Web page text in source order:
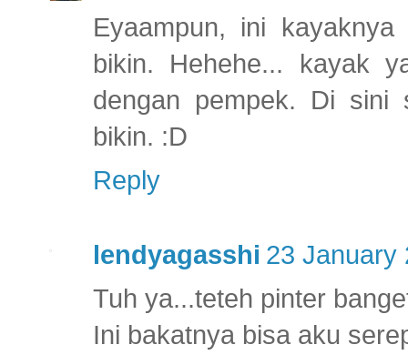
Eyaampun, ini
bikin. Hehehe... kayak
dengan pempek. Di sini
bikin. :D
Reply
lendyagasshi 23 January
Tuh ya...teteh pinter
Ini bakatnya bisa aku